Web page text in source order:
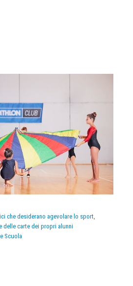
che desiderano agevolare lo sport,
delle carte dei propri alunni
Scuola